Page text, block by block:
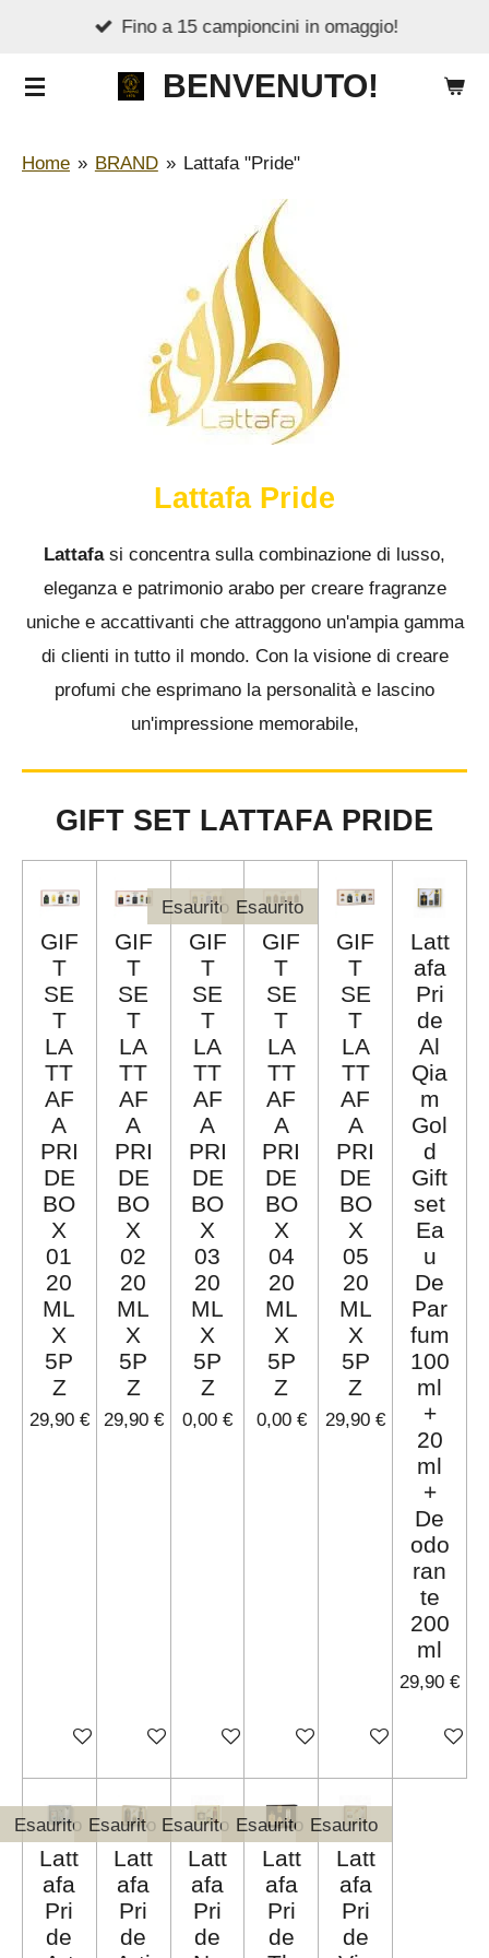
contenuto
BENVENUTO!
Fino a 15 campioncini in omaggio!
Home » BRAND » Lattafa "Pride"
Lattafa Pride
Lattafasi concentra sulla combinazione di lusso,
eleganza e patrimonio arabo per creare fragranze
uniche e accattivanti che attraggono un'ampia gamma
di clienti in tutto il mondo. Con la visione di creare
profumi che esprimano la personalità e lascino
un'impressione memorabile,
GIFT SET LATTAFA PRIDE
GIF
T
SE
T
LA
TT
AF
A
PRI
DE
BO
X
01
20
ML
X
5P
Z
29,90 €
Aggiungi al carrello
GIF
T
SE
T
LA
TT
AF
A
PRI
DE
BO
X
02
20
ML
X
5P
Z
29,90 €
Aggiungi al carrello
Esaurito
GIF
T
SE
T
LA
TT
AF
A
PRI
DE
BO
X
03
20
ML
X
5P
Z
0,00 €
Avvisami quando disponibile
Esaurito
GIF
T
SE
T
LA
TT
AF
A
PRI
DE
BO
X
04
20
ML
X
5P
Z
0,00 €
Avvisami quando
GIF
T
SE
T
LA
TT
AF
A
PRI
DE
BO
X
05
20
ML
X
5P
Z
29,90 €
Aggiungi al
Latt
afa
Pri
de
Al
Qia
m
Gol
d
Gift
set
Ea
u
De
Par
fum
100
ml
+
20
ml
+
De
odo
ran
te
200
ml
29,90 €
Esaurito
Latt
afa
Pri
de
Esaurito
Latt
afa
Pri
de
Esaurito
Latt
afa
Pri
de
Esaurito
Latt
afa
Pri
de
Esaurito
Latt
afa
Pri
de